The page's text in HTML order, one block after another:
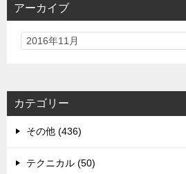
アーカイブ
カテゴリー
その他 (436)
テクニカル (50)